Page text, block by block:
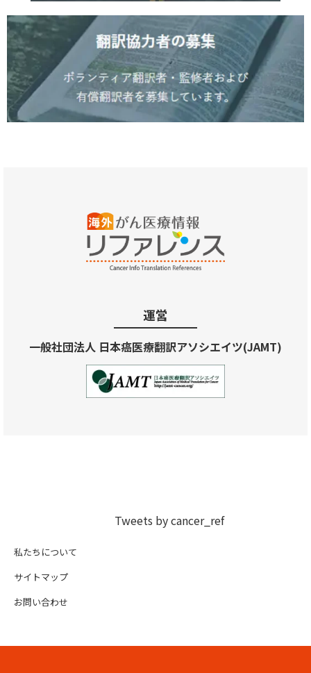
運営
一般社団法人 日本癌医療翻訳アソシエイツ(JAMT)
Tweets by cancer_ref
私たちについて
サイトマップ
お問い合わせ